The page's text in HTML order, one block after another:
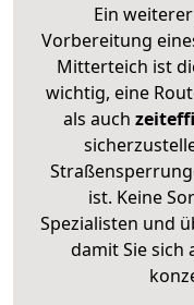
Ein
Vorbereitung
Mitterteich ist
wichtig, eine
als auch
ist. Keine
Spezialisten und
damit Sie sich